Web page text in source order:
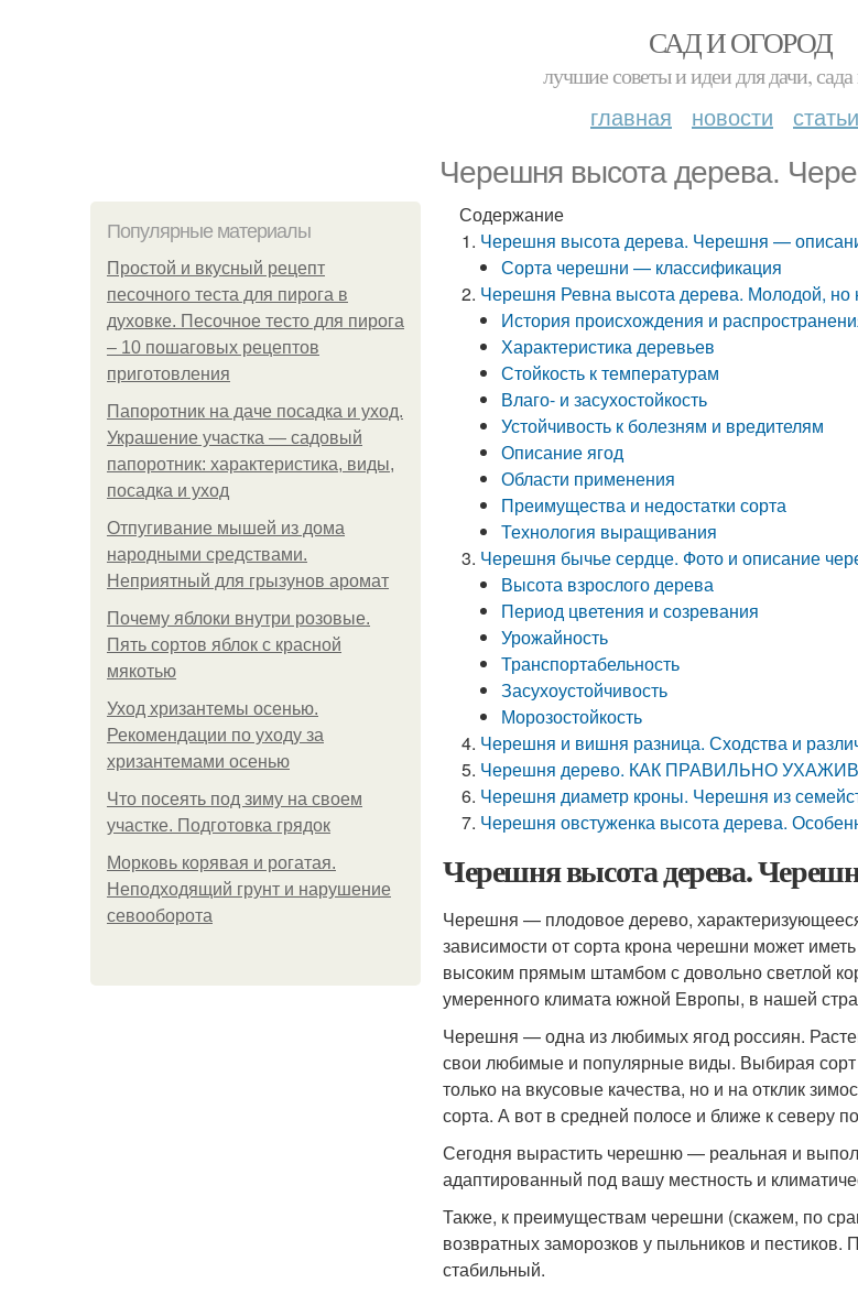
САД И ОГОРОД
лучшие советы и идеи для дачи, сада
главная новости статьи
Черешня высота дерева.
Популярные материалы
Простой и вкусный рецепт
песочного теста для пирога в
духовке. Песочное тесто для пирога
– 10 пошаговых рецептов
приготовления
Папоротник на даче посадка и уход.
Украшение участка — садовый
папоротник: характеристика, виды,
посадка и уход
Отпугивание мышей из дома
народными средствами.
Неприятный для грызунов аромат
Почему яблоки внутри розовые.
Пять сортов яблок с красной
мякотью
Уход хризантемы осенью.
Рекомендации по уходу за
хризантемами осенью
Что посеять под зиму на своем
участке. Подготовка грядок
Морковь корявая и рогатая.
Неподходящий грунт и нарушение
севооборота
Содержание
Черешня высота дерева. Черешня —
Сорта черешни — классификация
Черешня Ревна высота дерева. Молодой,
История происхождения и
Характеристика деревьев
Стойкость к температурам
Влаго- и засухостойкость
Устойчивость к болезням и вредителям
Описание ягод
Области применения
Преимущества и недостатки сорта
Технология выращивания
Черешня бычье сердце. Фото и описание
Высота взрослого дерева
Период цветения и созревания
Урожайность
Транспортабельность
Засухоустойчивость
Морозостойкость
Черешня и вишня разница. Сходства и
Черешня дерево. КАК ПРАВИЛЬНО
Черешня диаметр кроны. Черешня из
Черешня овстуженка высота дерева.
Черешня высота дерева.
Черешня — плодовое дерево,
зависимости от сорта крона черешни может
высоким прямым штамбом с довольно светлой
умеренного климата южной Европы, в нашей
Черешня — одна из любимых ягод россиян.
свои любимые и популярные виды. Выбирая сорт
только на вкусовые качества, но и на отклик
сорта. А вот в средней полосе и ближе к северу
Сегодня вырастить черешню — реальная и
адаптированный под вашу местность и
Также, к преимуществам черешни (скажем, по
возвратных заморозков у пыльников и пестиков.
стабильный.